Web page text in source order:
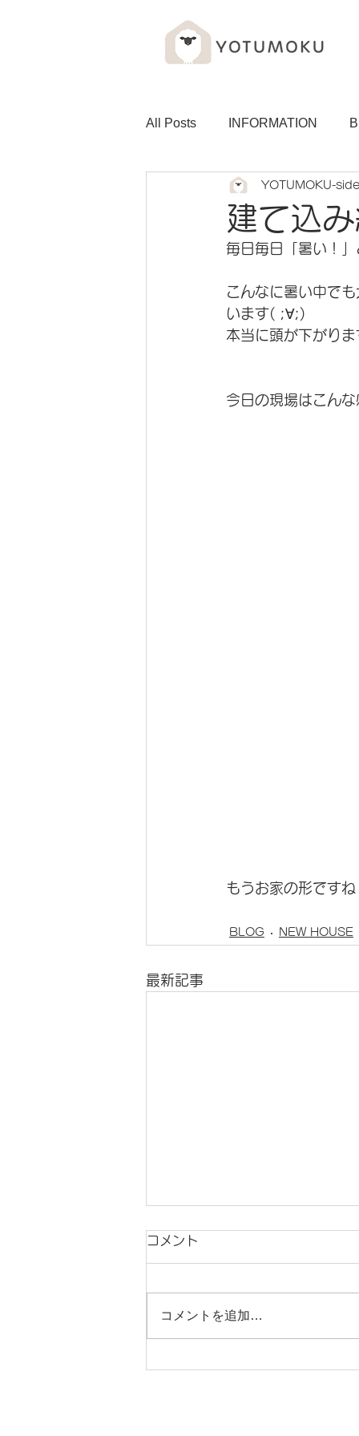
All Posts INFORMATION
建て込
YOTUMOKU-
毎日毎日「暑い！
こんなに暑い中で
います( ;∀;)
本当に頭が下がり
今日の現場はこん
もうお家の形ですね
BLOG NEW HOUSE
最新記事
洗面台の交換とクロス・床の
コメント
コメントを追加…